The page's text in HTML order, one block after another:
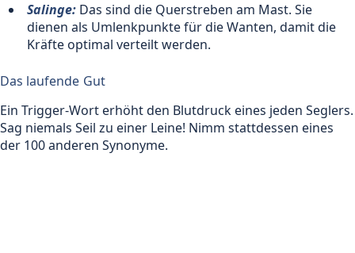
Salinge:Das sind die Querstreben am Mast. Sie
dienen als Umlenkpunkte für die Wanten, damit die
Kräfte optimal verteilt werden.
Das laufende Gut
Ein Trigger-Wort erhöht den Blutdruck eines jeden Seglers.
Sag niemals Seil zu einer Leine! Nimm stattdessen eines
der 100 anderen Synonyme.